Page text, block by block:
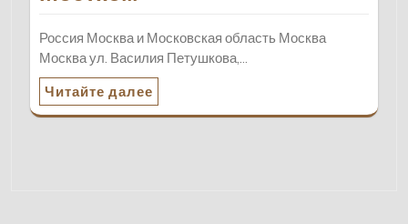
Россия Москва и Московская область Москва
Москва ул. Василия Петушкова,…
Читайте далее